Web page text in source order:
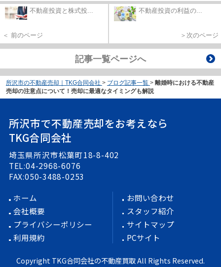
不動産投資と株式投...
＜ 前のページ
不動産投資の利益の...
＞次のページ
記事一覧ページへ
所沢市の不動産売却｜TKG合同会社 > ブログ記事一覧 > 離婚時における不動産
売却の注意点について！売却に最適なタイミングも解説
所沢市で不動産売却をお考えなら
TKG合同会社
埼玉県所沢市松葉町18-8-402
TEL:04-2968-6076
FAX:050-3488-0253
ホーム
会社概要
プライバシーポリシー
利用規約
お問い合わせ
スタッフ紹介
サイトマップ
PCサイト
Copyright TKG合同会社の不動産買取 All Rights Reserved.